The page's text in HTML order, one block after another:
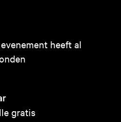
heeft al
gratis